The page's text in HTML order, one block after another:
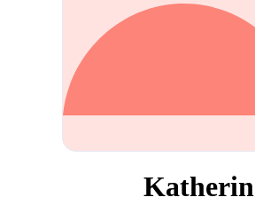
Katherin